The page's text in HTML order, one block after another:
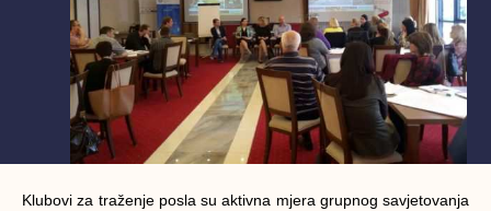
Klubovi za traženje posla su aktivna mjera grupnog savjetovanja